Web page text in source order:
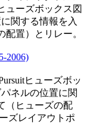
ューズボックス図
関する情報を入
置）とリレー。
2006)
ヒューズボッ
ネルの位置に関
（ヒューズの配
ズレイアウトポ